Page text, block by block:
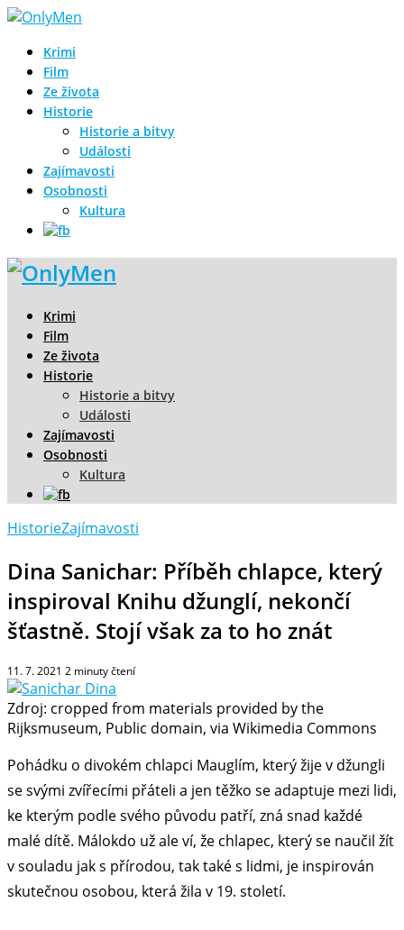
Krimi
Film
Ze života
Historie
Historie a bitvy
Události
Zajímavosti
Osobnosti
Kultura
Krimi
Film
Ze života
Historie
Historie a bitvy
Události
Zajímavosti
Osobnosti
Kultura
HistorieZajímavosti
Dina Sanichar: Příběh chlapce, který
inspiroval Knihu džunglí, nekončí
šťastně. Stojí však za to ho znát
11. 7. 2021 2 minuty čtení
Zdroj: cropped from materials provided by the
Rijksmuseum, Public domain, via Wikimedia Commons
Pohádku o divokém chlapci Mauglím, který žije v džungli
se svými zvířecími přáteli a jen těžko se adaptuje mezi lidi,
ke kterým podle svého původu patří, zná snad každé
malé dítě. Málokdo už ale ví, že chlapec, který se naučil žít
v souladu jak s přírodou, tak také s lidmi, je inspirován
skutečnou osobou, která žila v 19. století.